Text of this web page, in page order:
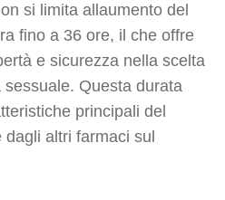
si limita allaumento del
fino a 36 ore, il che offre
e sicurezza nella scelta
Questa durata
principali del
altri farmaci sul